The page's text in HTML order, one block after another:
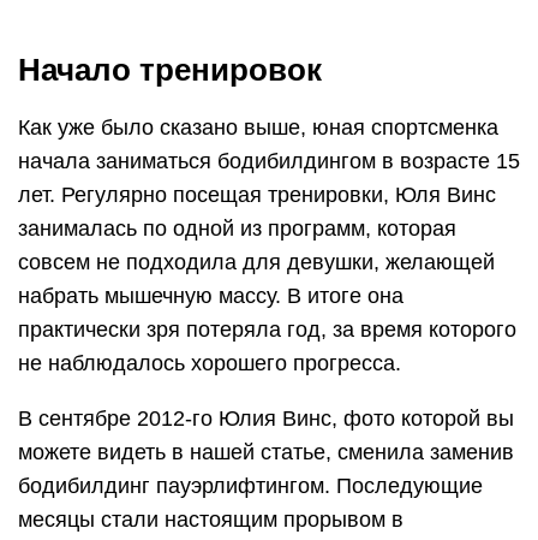
Начало тренировок
Как уже было сказано выше, юная спортсменка
начала заниматься бодибилдингом в возрасте 15
лет. Регулярно посещая тренировки, Юля Винс
занималась по одной из программ, которая
совсем не подходила для девушки, желающей
набрать мышечную массу. В итоге она
практически зря потеряла год, за время которого
не наблюдалось хорошего прогресса.
В сентябре 2012-го Юлия Винс, фото которой вы
можете видеть в нашей статье, сменила заменив
бодибилдинг пауэрлифтингом. Последующие
месяцы стали настоящим прорывом в